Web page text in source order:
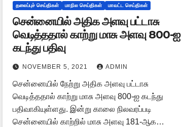
தலைப்புச் செய்திகள் மாநில செய்திகள் மாவட்ட செய்திகள்
சென்னையில் அதிக அளவு பட்டாசு
வெடித்ததால் காற்று மாசு அளவு 800-ஐ
கடந்து பதிவு
NOVEMBER 5, 2021 ADMIN
சென்னையில் நேற்று அதிக அளவு பட்டாசு
வெடித்ததால் காற்று மாசு அளவு 800-ஐ கடந்து
பதிவாகியுள்ளது. இன்று காலை நிலவரப்படி
சென்னையில் காற்றில் மாசு அளவு 181-ஆக…